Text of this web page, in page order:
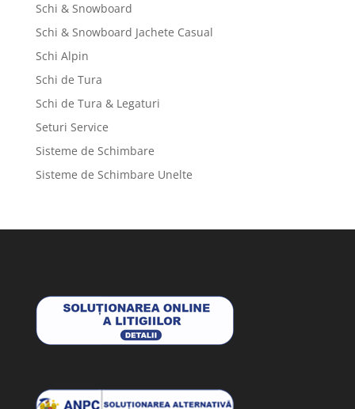
Schi & Snowboard
Schi & Snowboard Jachete Casual
Schi Alpin
Schi de Tura
Schi de Tura & Legaturi
Seturi Service
Sisteme de Schimbare
Sisteme de Schimbare Unelte